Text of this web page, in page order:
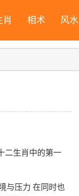
肖 相术 风水
二生肖中的第一
与压力 在同时也